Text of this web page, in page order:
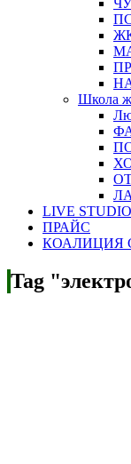
Школа
LIVE STUDIO
ПРАЙС
КОАЛИЦИЯ
Tag